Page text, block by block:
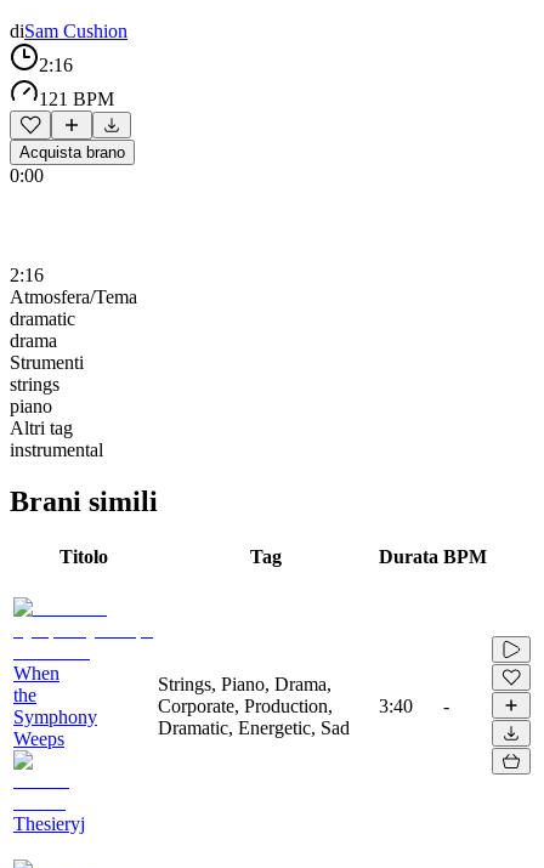
diSam Cushion
2:16
121 BPM
Acquista brano
0:00
2:16
Atmosfera/Tema
dramatic
drama
Strumenti
strings
piano
Altri tag
instrumental
Brani simili
Titolo Tag Durata BPM
When
the
Symphony
Weeps
Thesieryj
Strings, Piano, Drama,
Corporate, Production,
Dramatic, Energetic, Sad
3:40 -